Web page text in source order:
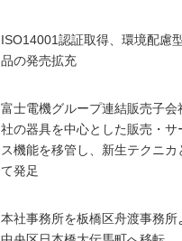
ISO14001認証取得、環境配慮
品の発売拡充
富士電機グループ連結販売子会
社の器具を中心とした販売・サ
ス機能を移管し、新生テクニカ
て発足
本社事務所を板橋区舟渡事務所